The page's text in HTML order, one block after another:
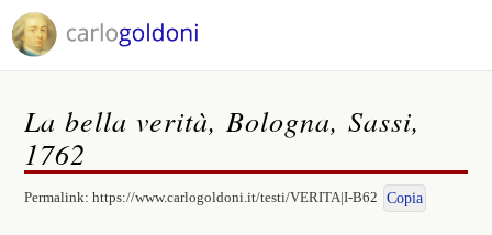
La bella verità, Bologna, Sassi,
1762
Permalink:https://www.carlogoldoni.it/testi/VERITA|I-B62 Copia